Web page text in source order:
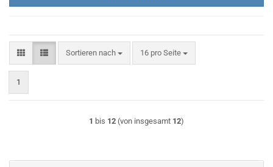
Sortieren nach
Sortieren nach 16 pro Seite
pro Seite
1
1 bis 12 (von insgesamt 12)